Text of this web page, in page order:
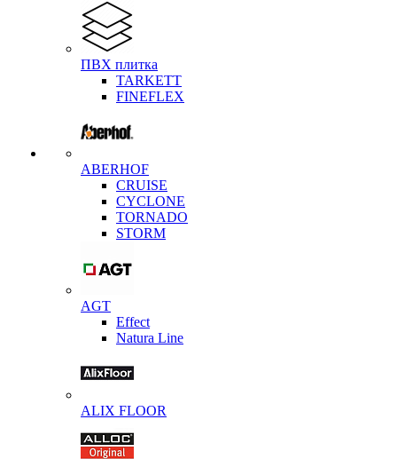
ПВХ плитка
TARKETT
FINEFLEX
ABERHOF
CRUISE
CYCLONE
TORNADO
STORM
AGT
Effect
Natura Line
ALIX FLOOR